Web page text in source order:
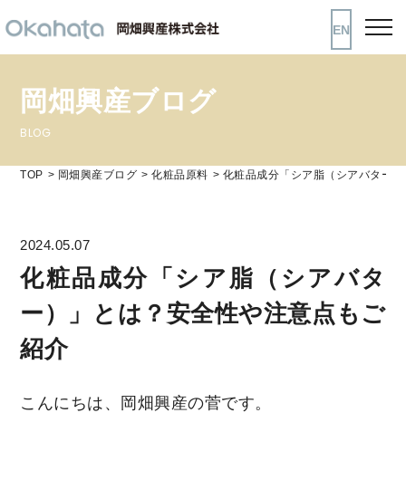
EN
岡畑興産ブログ
BLOG
TOP 岡畑興産ブログ 化粧品原料 化粧品成分「シア脂（シアバター
2024.05.07
化粧品成分「シア脂（シアバタ
ー）」とは？安全性や注意点もご
紹介
こんにちは、岡畑興産の菅です。